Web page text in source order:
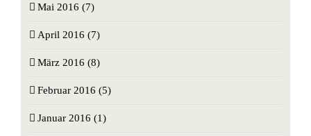
Mai 2016 (7)
April 2016 (7)
März 2016 (8)
Februar 2016 (5)
Januar 2016 (1)